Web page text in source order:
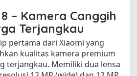
– Kamera Canggih
Terjangkau
pertama dari Xiaomi yang
kualitas kamera premium
terjangkau. Memiliki dua lensa